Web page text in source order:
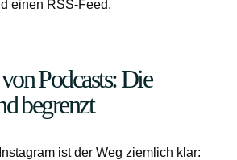
einen RSS-Feed.
Podcasts: Die
begrenzt
ist der Weg ziemlich klar: